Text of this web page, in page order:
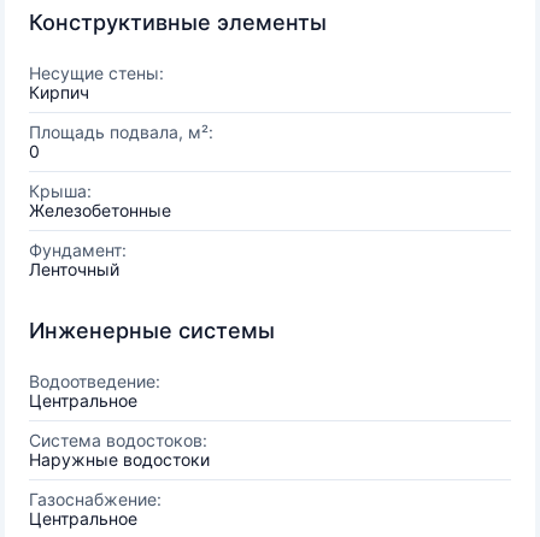
Конструктивные элементы
Несущие стены:
Кирпич
Площадь подвала, м²:
0
Крыша:
Железобетонные
Фундамент:
Ленточный
Инженерные системы
Водоотведение:
Центральное
Система водостоков:
Наружные водостоки
Газоснабжение:
Центральное